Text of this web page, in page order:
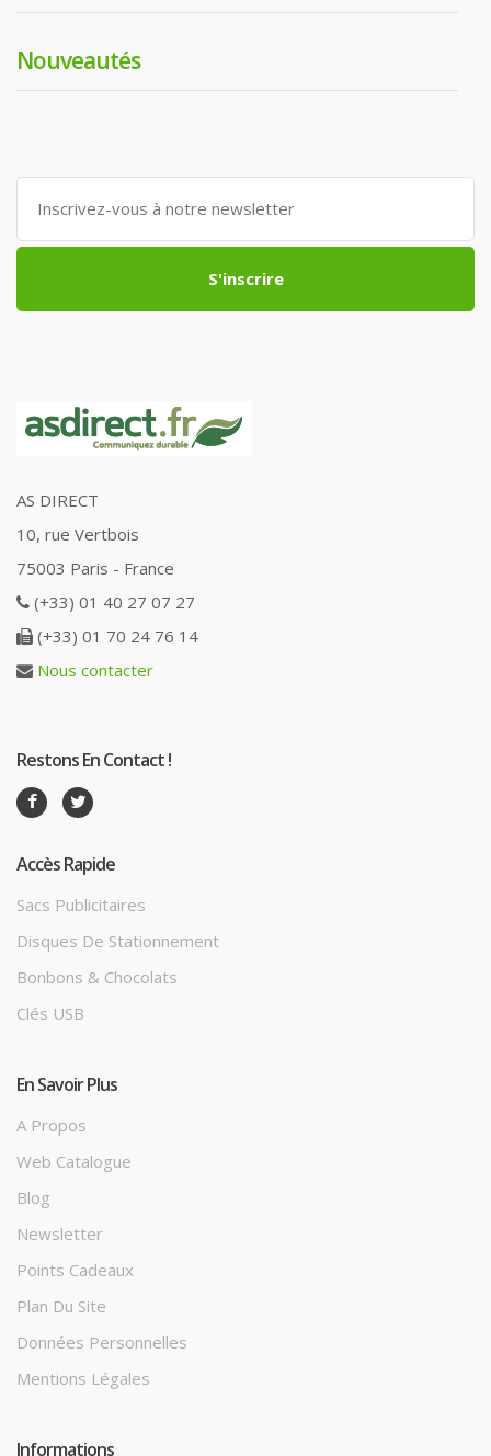
Nouveautés
S'inscrire
AS DIRECT
10, rue Vertbois
75003 Paris - France
(+33) 01 40 27 07 27
(+33) 01 70 24 76 14
Nous contacter
Restons En Contact !
Accès Rapide
Sacs Publicitaires
Disques De Stationnement
Bonbons & Chocolats
Clés USB
En Savoir Plus
A Propos
Web Catalogue
Blog
Newsletter
Points Cadeaux
Plan Du Site
Données Personnelles
Mentions Légales
Informations